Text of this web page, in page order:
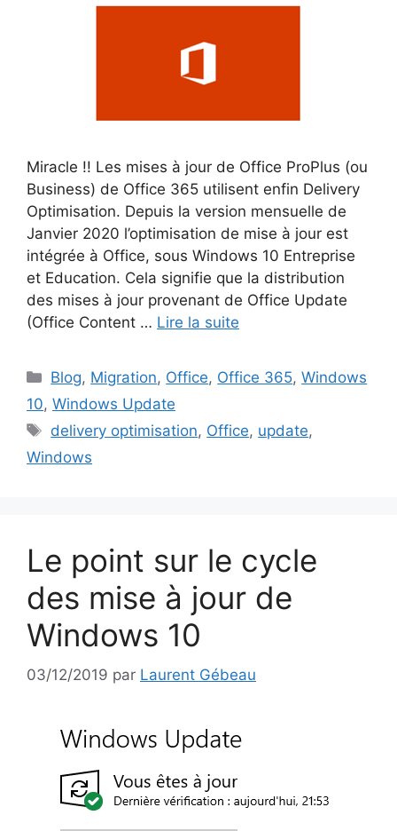
Miracle !! Les mises à jour de Office ProPlus (ou
Business) de Office 365 utilisent enfin Delivery
Optimisation. Depuis la version mensuelle de
Janvier 2020 l’optimisation de mise à jour est
intégrée à Office, sous Windows 10 Entreprise
et Education. Cela signifie que la distribution
des mises à jour provenant de Office Update
(Office Content … Lire la suite
Catégories
Blog, Migration, Office, Office 365,Windows
10, Windows Update
Étiquettes
delivery optimisation, Office, update,
Windows
Le point sur le cycle
des mise à jour de
Windows 10
03/12/2019 par Laurent Gébeau